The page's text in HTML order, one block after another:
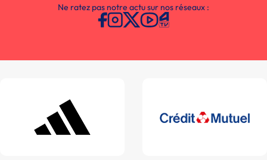
Ne ratez pas notre actu sur nos réseaux :